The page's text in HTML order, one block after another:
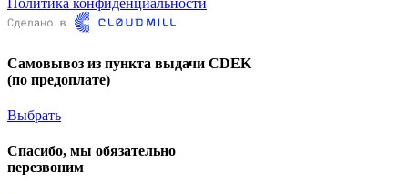
Самовывоз из пункта выдачи CDEK
(по предоплате)
Выбрать
Спасибо, мы обязательно
перезвоним